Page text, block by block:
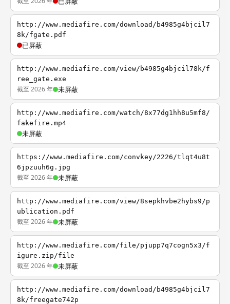
http://www.mediafire.com/download/b4985g4bjcil7
8k/fgate.pdf
已屏蔽
http://www.mediafire.com/view/b4985g4bjcil78k/f
ree_gate.exe
截至 2026 年 未屏蔽
http://www.mediafire.com/watch/8x77dg1hh8u5mf8/
fakefire.mp4
未屏蔽
https://www.mediafire.com/convkey/2226/tlqt4u8t
6jpzuuh6g.jpg
截至 2026 年 未屏蔽
http://www.mediafire.com/view/8sepkhvbe2hybs9/p
ublication.pdf
截至 2026 年 未屏蔽
http://www.mediafire.com/file/pjupp7q7cogn5x3/f
igure.zip/file
截至 2026 年 未屏蔽
http://www.mediafire.com/download/b4985g4bjcil7
8k/freegate742p